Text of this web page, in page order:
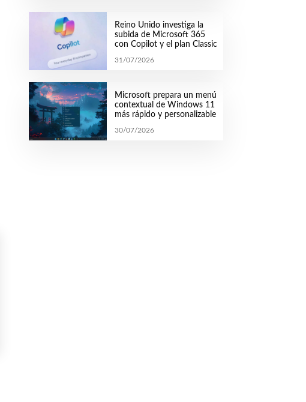
Reino Unido investiga la
subida de Microsoft 365
con Copilot y el plan Classic
31/07/2026
Microsoft prepara un menú
contextual de Windows 11
más rápido y personalizable
30/07/2026